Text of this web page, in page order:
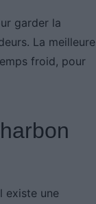
garder la
La meilleure
froid, pour
existe une